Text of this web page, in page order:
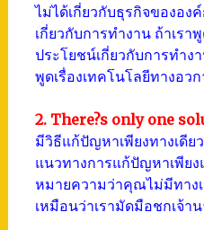
ไม่ได้เกี่ยวกับธุรกิจขององ
เกี่ยวกับการทำงาน ถ้าเรา
ประโยชน์เกี่ยวกับการทำ
พูดเรื่องเทคโนโลยีทางอว
2. There?s only one
มีวิธีแก้ปัญหาเพียงทางเดีย
แนวทางการแก้ปัญหาเพีย
หมายความว่าคุณไม่มีทาง
เหมือนว่าเรามัดมือชกเจ้า